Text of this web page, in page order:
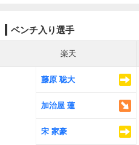
ベンチ入り選手
楽天
藤原 聡大
加治屋 蓮
宋 家豪